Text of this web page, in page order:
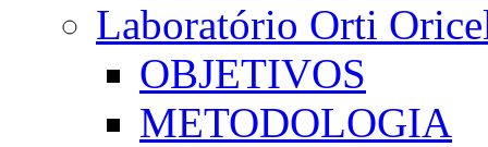
Laboratório Orti
OBJETIVOS
METODOLOGIA